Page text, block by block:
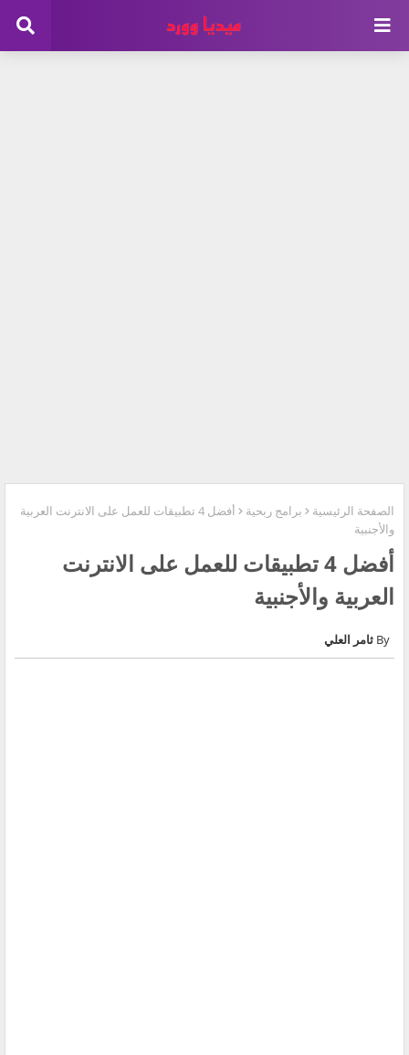
الصفحة الرئيسية برامج ربحية
أفضل 4 تطبيقات للعمل على الانترنت العربية
والأجنبية
أفضل 4 تطبيقات للعمل على الانترنت
العربية والأجنبية
ثامر العلي